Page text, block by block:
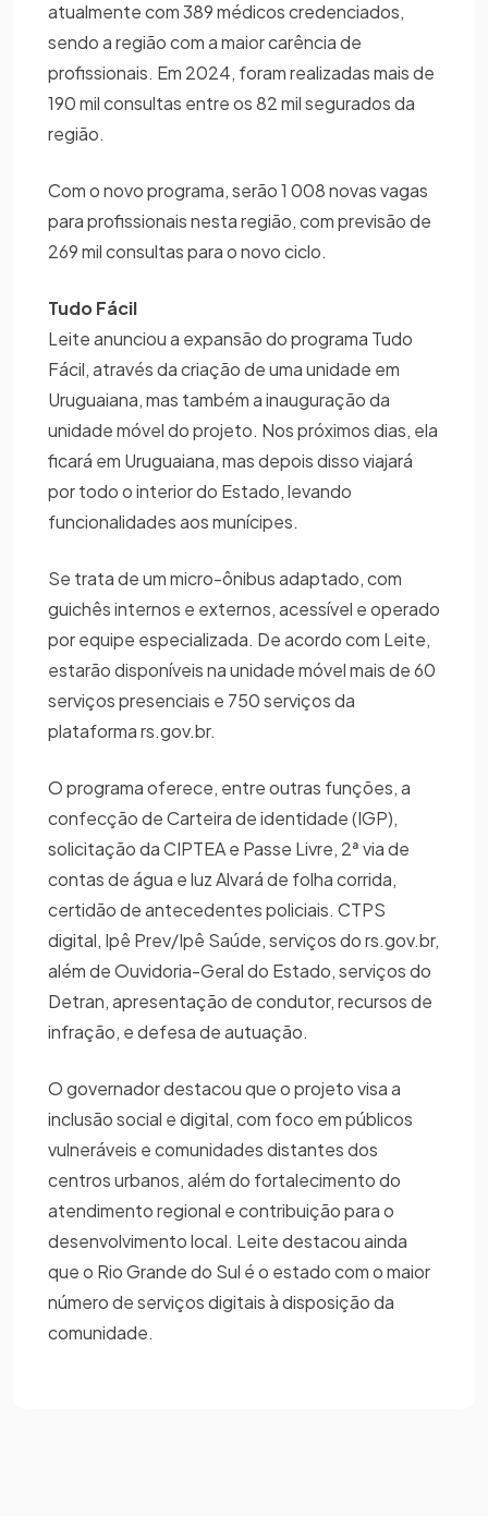
atualmente com 389 médicos credenciados,
sendo a região com a maior carência de
profissionais. Em 2024, foram realizadas mais de
190 mil consultas entre os 82 mil segurados da
região.
Com o novo programa, serão 1 008 novas vagas
para profissionais nesta região, com previsão de
269 mil consultas para o novo ciclo.
Tudo Fácil
Leite anunciou a expansão do programa Tudo
Fácil, através da criação de uma unidade em
Uruguaiana, mas também a inauguração da
unidade móvel do projeto. Nos próximos dias, ela
ficará em Uruguaiana, mas depois disso viajará
por todo o interior do Estado, levando
funcionalidades aos munícipes.
Se trata de um micro-ônibus adaptado, com
guichês internos e externos, acessível e operado
por equipe especializada. De acordo com Leite,
estarão disponíveis na unidade móvel mais de 60
serviços presenciais e 750 serviços da
plataforma rs.gov.br.
O programa oferece, entre outras funções, a
confecção de Carteira de identidade (IGP),
solicitação da CIPTEA e Passe Livre, 2ª via de
contas de água e luz Alvará de folha corrida,
certidão de antecedentes policiais. CTPS
digital, Ipê Prev/Ipê Saúde, serviços do rs.gov.br,
além de Ouvidoria-Geral do Estado, serviços do
Detran, apresentação de condutor, recursos de
infração, e defesa de autuação.
O governador destacou que o projeto visa a
inclusão social e digital, com foco em públicos
vulneráveis e comunidades distantes dos
centros urbanos, além do fortalecimento do
atendimento regional e contribuição para o
desenvolvimento local. Leite destacou ainda
que o Rio Grande do Sul é o estado com o maior
número de serviços digitais à disposição da
comunidade.